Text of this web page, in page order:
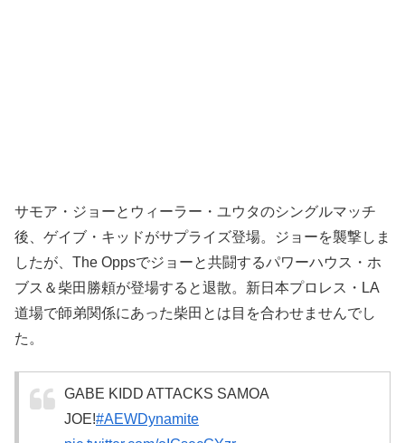
サモア・ジョーとウィーラー・ユウタのシングルマッチ
後、ゲイブ・キッドがサプライズ登場。ジョーを襲撃しま
したが、The Oppsでジョーと共闘するパワーハウス・ホ
ブス＆柴田勝頼が登場すると退散。新日本プロレス・LA
道場で師弟関係にあった柴田とは目を合わせませんでし
た。
GABE KIDD ATTACKS SAMOA
JOE!#AEWDynamite